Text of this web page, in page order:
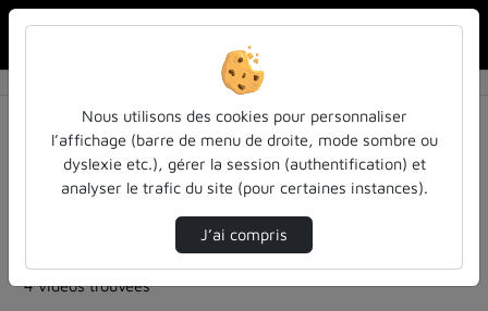
Résultats de la recherche
Filtres actifs (cliquer pour en retirer) :
Français
sciences-sociales
les-rendez-vous-des-acteurs-de-la-fia
4 vidéos trouvées
Nous utilisons des cookies pour personnaliser
l’affichage (barre de menu de droite, mode sombre ou
dyslexie etc.), gérer la session (authentification) et
analyser le trafic du site (pour certaines instances).
J’ai compris